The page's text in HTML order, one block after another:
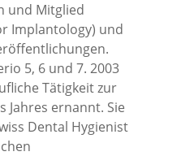
und Mitglied
Implantology) und
5, 6 und 7. 2003
Tätigkeit zur
Jahres ernannt. Sie
Dental Hygienist